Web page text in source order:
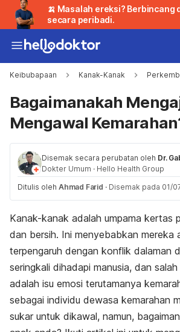
🍌 Masalah ereksi? Berbincang
secara peribadi.
Keibubapaan Kanak-Kanak
Bagaimanakah
Mengawal
Disemak secara perubatan oleh Dr.
Dokter Umum · Hello Health Group
Ditulis oleh Ahmad Farid · Disemak pada 01/
Kanak-kanak adalah umpama kertas
dan bersih. Ini menyebabkan mereka
terpengaruh dengan konflik dalaman
seringkali dihadapi manusia, dan
adalah isu emosi terutamanya
sebagai individu dewasa kemarahan
sukar untuk dikawal, namun,